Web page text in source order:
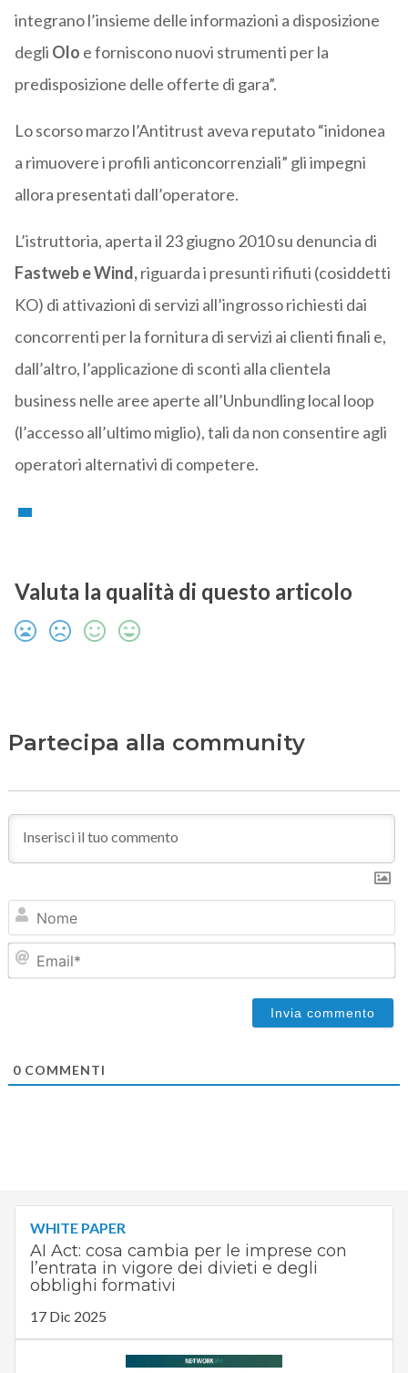
integrano l’insieme delle informazioni a disposizione
degli Olo e forniscono nuovi strumenti per la
predisposizione delle offerte di gara”.
Lo scorso marzo l’Antitrust aveva reputato “inidonea
a rimuovere i profili anticoncorrenziali” gli impegni
allora presentati dall’operatore.
L’istruttoria, aperta il 23 giugno 2010 su denuncia di
Fastweb e Wind,riguarda i presunti rifiuti (cosiddetti
KO) di attivazioni di servizi all’ingrosso richiesti dai
concorrenti per la fornitura di servizi ai clienti finali e,
dall’altro, l’applicazione di sconti alla clientela
business nelle aree aperte all’Unbundling local loop
(l’accesso all’ultimo miglio), tali da non consentire agli
operatori alternativi di competere.
Valuta la qualità di questo articolo
Partecipa alla community
0COMMENTI
WHITE PAPER
AI Act: cosa cambia per le imprese con
l’entrata in vigore dei divieti e degli
obblighi formativi
17 Dic 2025